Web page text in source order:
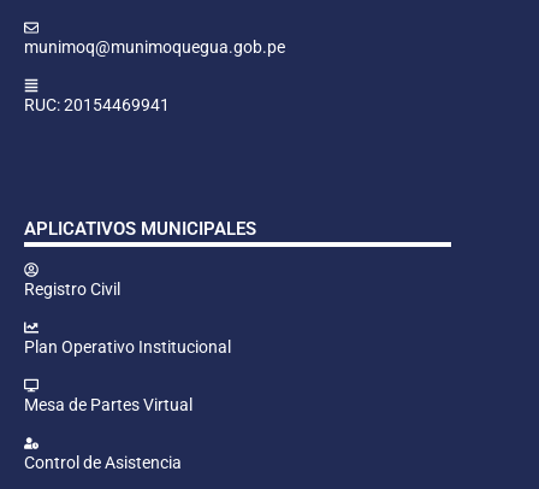
munimoq@munimoquegua.gob.pe
RUC: 20154469941
APLICATIVOS MUNICIPALES
Registro Civil
Plan Operativo Institucional
Mesa de Partes Virtual
Control de Asistencia